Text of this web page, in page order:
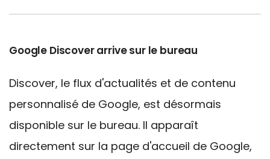
Google Discover arrive sur le bureau
Discover, le flux d'actualités et de contenu
personnalisé de Google, est désormais
disponible sur le bureau. Il apparaît
directement sur la page d'accueil de Google,